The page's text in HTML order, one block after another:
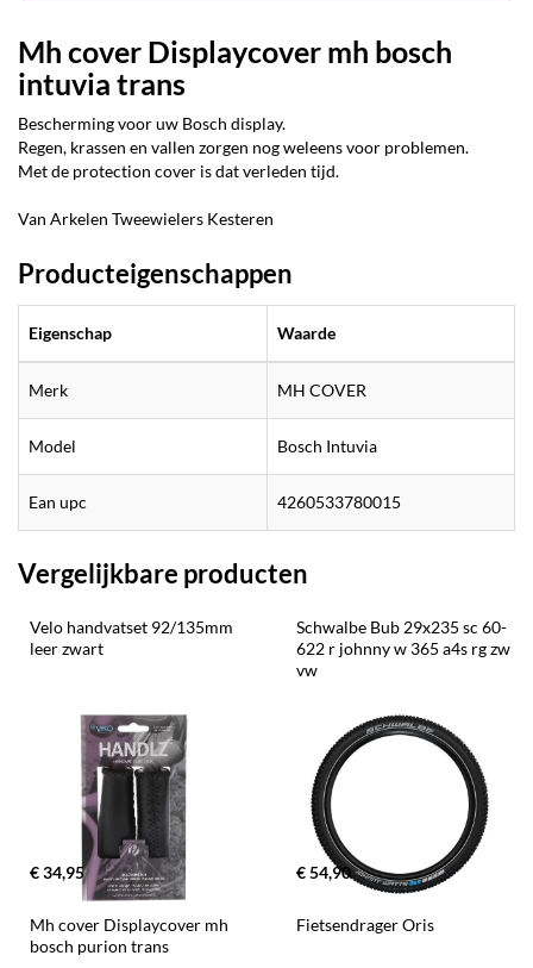
Mh cover Displaycover mh bosch
intuvia trans
Bescherming voor uw Bosch display.
Regen, krassen en vallen zorgen nog weleens voor problemen.
Met de protection cover is dat verleden tijd.
Van Arkelen Tweewielers Kesteren
Producteigenschappen
Eigenschap Waarde
Merk MH COVER
Model Bosch Intuvia
Ean upc 4260533780015
Vergelijkbare producten
Velo handvatset 92/135mm
leer zwart
€ 34,95
Schwalbe Bub 29x235 sc 60-
622 r johnny w 365 a4s rg zw
vw
€ 54,90
Mh cover Displaycover mh
bosch purion trans
Fietsendrager Oris